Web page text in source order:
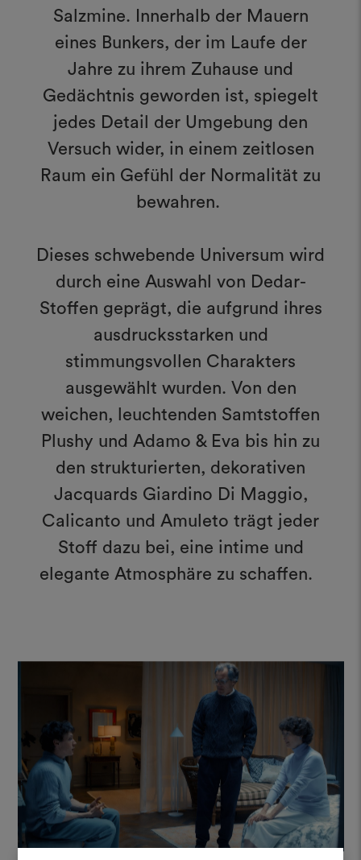
Salzmine. Innerhalb der Mauern
eines Bunkers, der im Laufe der
Jahre zu ihrem Zuhause und
Gedächtnis geworden ist, spiegelt
jedes Detail der Umgebung den
Versuch wider, in einem zeitlosen
Raum ein Gefühl der Normalität zu
bewahren.
Dieses schwebende Universum wird
durch eine Auswahl von Dedar-
Stoffen geprägt, die aufgrund ihres
ausdrucksstarken und
stimmungsvollen Charakters
ausgewählt wurden. Von den
weichen, leuchtenden Samtstoffen
Plushy und Adamo & Eva bis hin zu
den strukturierten, dekorativen
Jacquards Giardino Di Maggio,
Calicanto und Amuleto trägt jeder
Stoff dazu bei, eine intime und
elegante Atmosphäre zu schaffen.